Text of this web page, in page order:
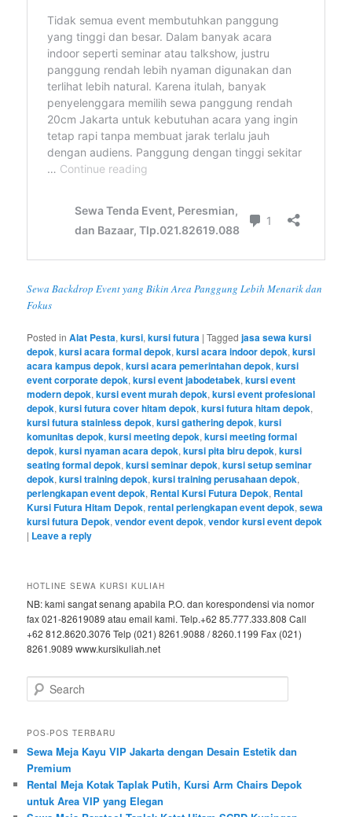
Sewa Backdrop Event yang Bikin Area Panggung Lebih Menarik dan
Fokus
Posted in Alat Pesta,kursi,kursi futura |Tagged jasa sewa kursi
depok,kursi acara formal depok,kursi acara indoor depok,kursi
acara kampus depok,kursi acara pemerintahan depok,kursi
event corporate depok,kursi event jabodetabek,kursi event
modern depok,kursi event murah depok,kursi event profesional
depok,kursi futura cover hitam depok,kursi futura hitam depok,
kursi futura stainless depok,kursi gathering depok,kursi
komunitas depok,kursi meeting depok,kursi meeting formal
depok,kursi nyaman acara depok,kursi pita biru depok,kursi
seating formal depok,kursi seminar depok,kursi setup seminar
depok,kursi training depok,kursi training perusahaan depok,
perlengkapan event depok, Rental Kursi Futura Depok, Rental
Kursi Futura Hitam Depok,rental perlengkapan event depok,sewa
kursi futura Depok,vendor event depok,vendor kursi event depok
| Leave a reply
HOTLINE SEWA KURSI KULIAH
NB: kami sangat senang apabila P.O. dan korespondensi via nomor
fax 021-82619089 atau email kami. Telp.+62 85.777.333.808 Call
+62 812.8620.3076 Telp (021) 8261.9088 / 8260.1199 Fax (021)
8261.9089 www.kursikuliah.net
Search
POS-POS TERBARU
Sewa Meja Kayu VIP Jakarta dengan Desain Estetik dan
Premium
Rental Meja Kotak Taplak Putih, Kursi Arm Chairs Depok
untuk Area VIP yang Elegan